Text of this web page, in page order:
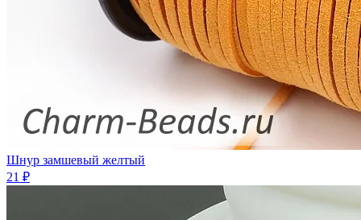
Шнур замшевый желтый
21 ₽